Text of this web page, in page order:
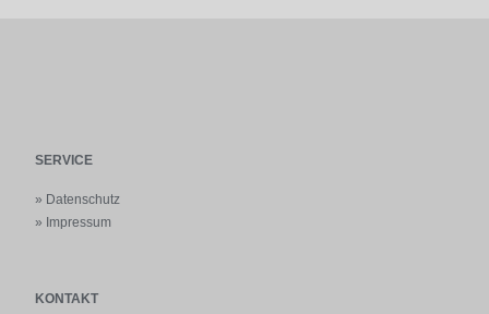
SERVICE
» Datenschutz
» Impressum
KONTAKT